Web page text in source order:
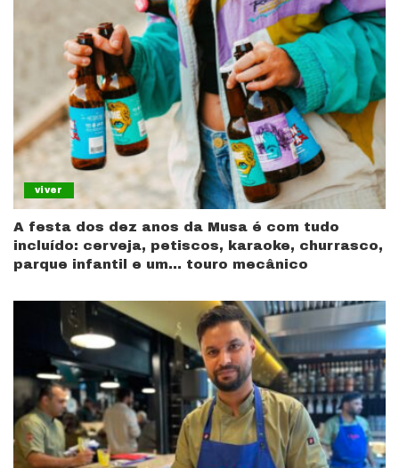
viver
A festa dos dez anos da Musa é com tudo
incluído: cerveja, petiscos, karaoke, churrasco,
parque infantil e um… touro mecânico